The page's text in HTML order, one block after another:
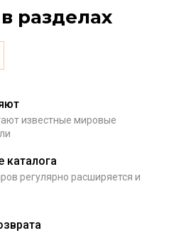
разделах
известные мировые
каталога
регулярно расширяется и